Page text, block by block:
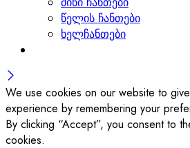
წელის ჩანთები
ხელჩანთები
We use cookies on our website to
experience by remembering your
By clicking “Accept”, you consent to
cookies.